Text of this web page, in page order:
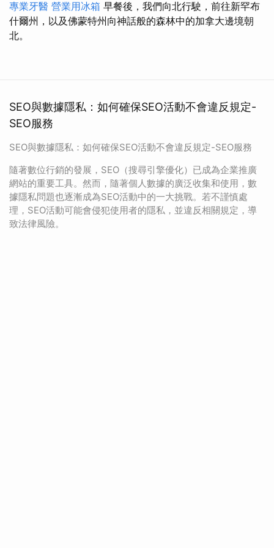
專業牙醫 營業用冰箱 早餐後，我們向北行駛，前往新罕布
什爾州，以及佛蒙特州向神話般的森林中的加拿大邊境朝
北。
SEO與數據隱私：如何確保SEO活動不會違反規定-
SEO服務
SEO與數據隱私：如何確保SEO活動不會違反規定-SEO服務
隨著數位行銷的發展，SEO（搜尋引擎優化）已成為企業推廣
網站的重要工具。然而，隨著個人數據的廣泛收集和使用，數
據隱私問題也逐漸成為SEO活動中的一大挑戰。若不謹慎處
理，SEO活動可能會侵犯使用者的隱私，並違反相關規定，導
致法律風險。